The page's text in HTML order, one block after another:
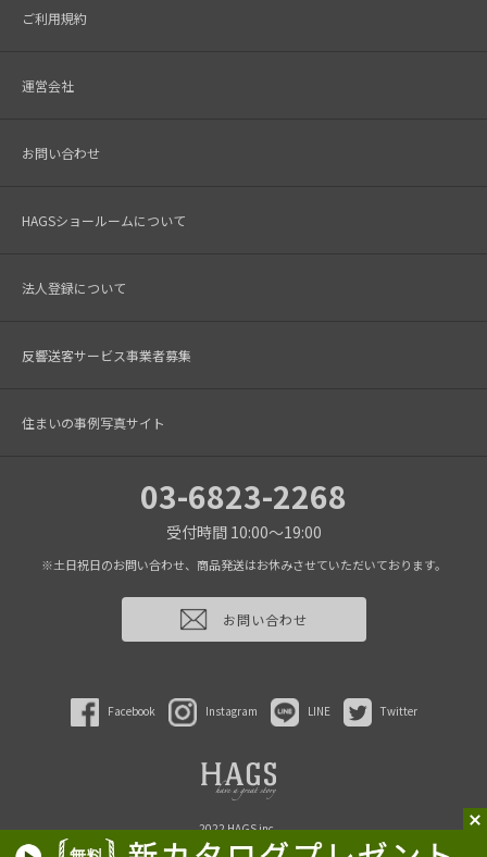
ご利用規約
運営会社
お問い合わせ
HAGSショールームについて
法人登録について
反響送客サービス事業者募集
住まいの事例写真サイト
03-6823-2268
受付時間 10:00～19:00
※土日祝日のお問い合わせ、商品発送はお休みさせていただいております。
お問い合わせ
Facebook Instagram LINE Twitter
2022 HAGS inc.